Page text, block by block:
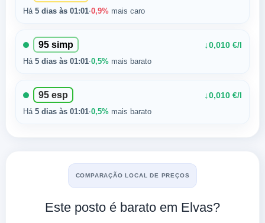
Há 5 dias às 01:01·0,9%mais caro
95 simp ↓0,010 €/l
Há 5 dias às 01:01·0,5%mais barato
95 esp ↓0,010 €/l
Há 5 dias às 01:01·0,5%mais barato
COMPARAÇÃO LOCAL DE PREÇOS
Este posto é barato em Elvas?